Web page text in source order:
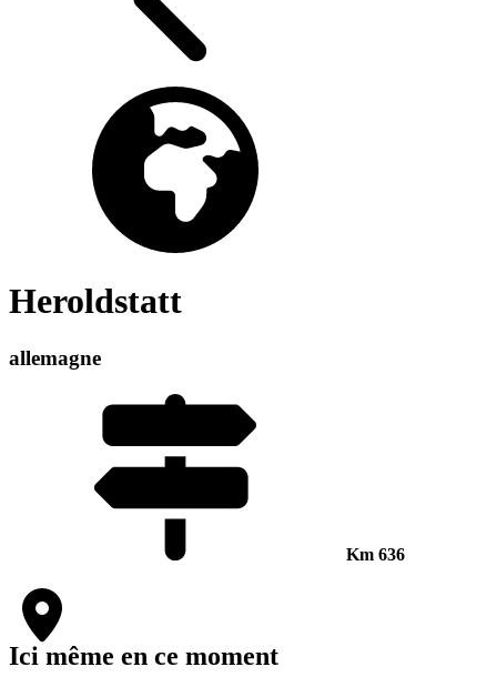
Heroldstatt
allemagne
Km 636
Ici même en ce moment